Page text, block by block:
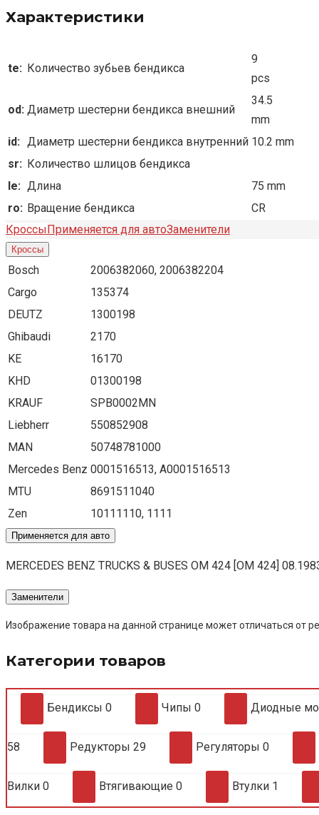
Характеристики
te: Количество зубьев бендикса
9
pcs
od: Диаметр шестерни бендикса внешний
34.5
mm
id: Диаметр шестерни бендикса внутренний 10.2 mm
sr: Количество шлицов бендикса
le: Длина
75 mm
ro: Вращение бендикса
CR
КроссыПрименяется для автоЗаменители
Кроссы
Bosch
2006382060, 2006382204
Cargo
135374
DEUTZ
1300198
Ghibaudi
2170
KE
16170
KHD
01300198
KRAUF
SPB0002MN
Liebherr
550852908
MAN
50748781000
Mercedes Benz 0001516513, A0001516513
MTU
8691511040
Zen
10111110, 1111
Применяется для авто
MERCEDES BENZ TRUCKS & BUSES OM 424 [OM 424]
Заменители
Изображение товара на данной странице может отличаться от
Категории товаров
Бендиксы 0 Чипы 0 Диодные
58 Редукторы 29 Регуляторы 0
Вилки 0 Втягивающие 0 Втулки 1